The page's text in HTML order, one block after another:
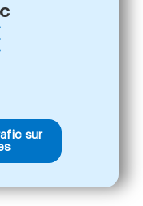
sur